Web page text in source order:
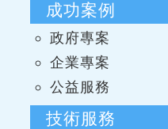
成功案例
政府專案
企業專案
公益服務
技術服務